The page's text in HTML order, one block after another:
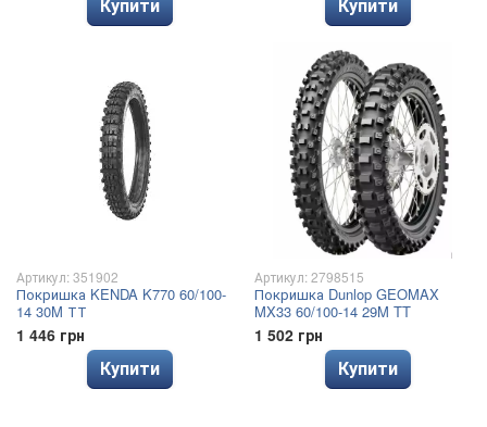
Артикул: 351902
Покришка KENDA K770 60/100-
14 30M ТТ
1 446 грн
Купити
Артикул: 2798515
Покришка Dunlop GEOMAX
MX33 60/100-14 29M TT
1 502 грн
Купити